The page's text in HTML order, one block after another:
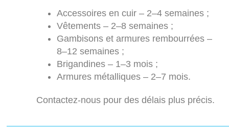
Accessoires en cuir – 2–4 semaines ;
Vêtements – 2–8 semaines ;
Gambisons et armures rembourrées –
8–12 semaines ;
Brigandines – 1–3 mois ;
Armures métalliques – 2–7 mois.
Contactez-nous pour des délais plus précis.